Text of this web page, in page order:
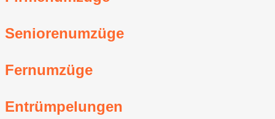
Seniorenumzüge
Fernumzüge
Entrümpelungen